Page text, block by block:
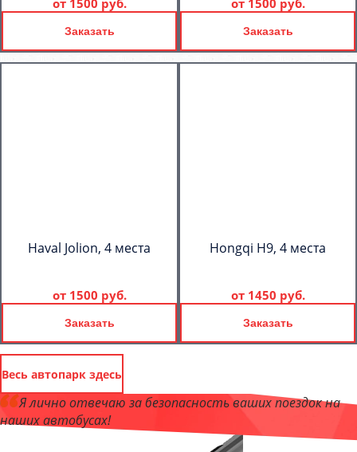
от 1500 руб.
Заказать
от 1500 руб.
Заказать
Haval Jolion, 4 места
от 1500 руб.
Заказать
Hongqi H9, 4 места
от 1450 руб.
Заказать
Весь автопарк здесь
Я лично отвечаю за безопасность ваших поездок на
наших автобусах!